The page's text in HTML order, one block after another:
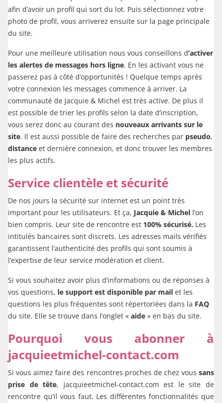
afin d’avoir un profil qui sort du lot. Puis sélectionnez votre
photo de profil, vous arriverez ensuite sur la page principale
du site.
Pour une meilleure utilisation nous vous conseillons d’activer
les alertes de messages hors ligne. En les activant vous ne
passerez pas à côté d’opportunités ! Quelque temps après
votre connexion les messages commence à arriver. La
communauté de Jacquie & Michel est très active. De plus il
est possible de trier les profils selon la date d’inscription,
vous serez donc au courant des nouveaux arrivants sur le
site. Il est aussi possible de faire des recherches par pseudo,
distance et dernière connexion, et donc trouver les membres
les plus actifs.
Service clientèle et sécurité
De nos jours la sécurité sur internet est un point très
important pour les utilisateurs. Et ça, Jacquie & Michel l’on
bien compris. Leur site de rencontre est 100% sécurisé. Les
intitulés bancaires sont discrets. Les adresses mails vérifiés
garantissent l’authenticité des profils qui sont soumis à
l’expertise de leur service modération et client.
Si vous souhaitez avoir plus d’informations ou de réponses à
vos questions, le support est disponible par mail et les
questions les plus fréquentes sont répertoriées dans la FAQ
du site. Elle se trouve dans l’onglet « aide » en bas du site.
Pourquoi vous abonner à
jacquieetmichel-contact.com
Si vous aimez faire des rencontres proches de chez vous sans
prise de tête, jacquieetmichel-contact.com est le site de
rencontre qu’il vous faut. Les différentes fonctionnalités que